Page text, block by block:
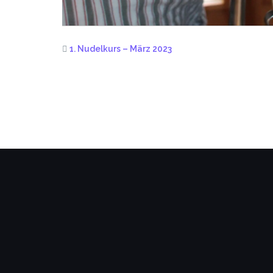
1. Nudelkurs – März 2023